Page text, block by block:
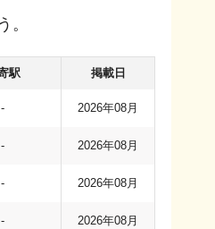
。
駅 掲載日
- 2026年08月
- 2026年08月
- 2026年08月
- 2026年08月